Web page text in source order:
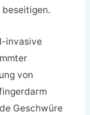
invasive
von
Geschwüre